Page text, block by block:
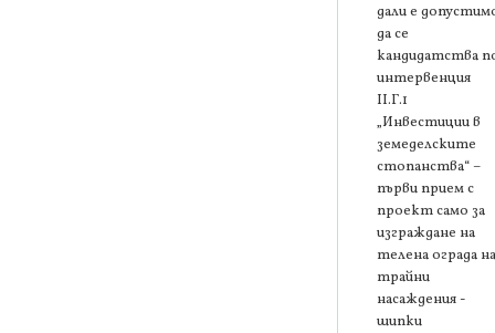
дали е
да се
кандидатства
интервенция
ІІ.Г.1
„Инвестиции в
земеделските
стопанства“ –
първи прием с
проект само за
изграждане на
телена ограда на
трайни
насаждения -
шипки